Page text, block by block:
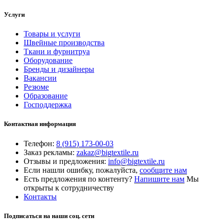
Услуги
Товары и услуги
Швейные производства
Ткани и фурнитруа
Оборудование
Бренды и дизайнеры
Вакансии
Резюме
Образование
Господдержка
Контактная информация
Телефон: 8 (915) 173-00-03
Заказ рекламы: zakaz@bigtextile.ru
Отзывы и предложения: info@bigtextile.ru
Если нашли ошибку, пожалуйста, сообщите нам
Есть предложения по контенту? Напишите нам Мы
открыты к сотрудничеству
Контакты
Подписаться на наши соц. сети